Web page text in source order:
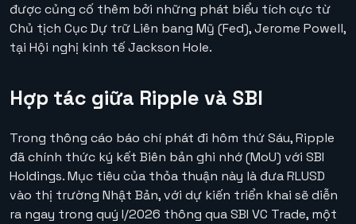
được củng cố thêm bởi những phát biểu tích cực từ
Chủ tịch Cục Dự trữ Liên bang Mỹ (Fed), Jerome Powell,
tại Hội nghị kinh tế Jackson Hole.
Hợp tác giữa Ripple và SBI
Trong thông cáo báo chí phát đi hôm thứ Sáu, Ripple
đã chính thức ký kết Biên bản ghi nhớ (MoU) với SBI
Holdings. Mục tiêu của thỏa thuận này là đưa RLUSD
vào thị trường Nhật Bản, với dự kiến triển khai sẽ diễn
ra ngay trong quý I/2026 thông qua SBI VC Trade, một